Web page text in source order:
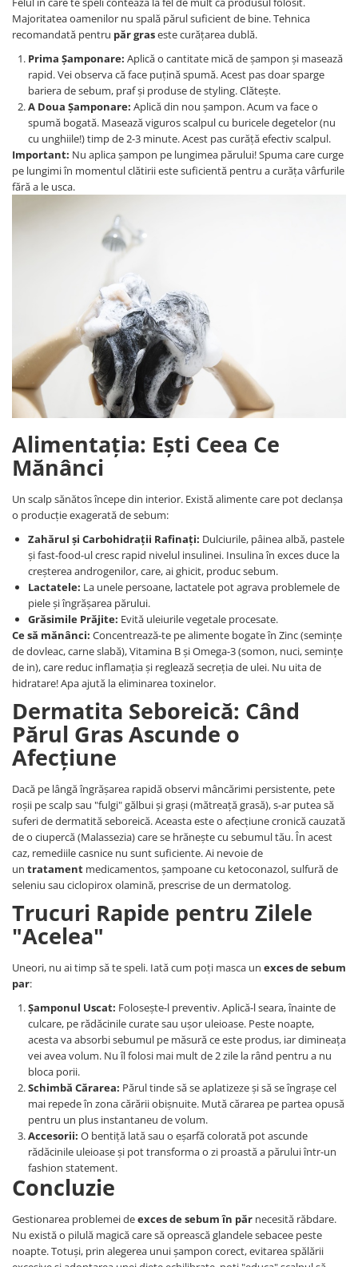
Majoritatea oamenilor nu spală părul suficient de bine. Tehnica
recomandată pentru păr graseste curățarea dublă.
Prima Șamponare: Aplică o cantitate mică de șampon și masează
rapid. Vei observa că face puțină spumă. Acest pas doar sparge
bariera de sebum, praf și produse de styling. Clătește.
A Doua Șamponare: Aplică din nou șampon. Acum va face o
spumă bogată. Masează viguros scalpul cu buricele degetelor (nu
cu unghiile!) timp de 2-3 minute. Acest pas curăță efectiv scalpul.
Important: Nu aplica șampon pe lungimea părului! Spuma care curge
pe lungimi în momentul clătirii este suficientă pentru a curăța vârfurile
fără a le usca.
Alimentația: Ești Ceea Ce
Mănânci
Un scalp sănătos începe din interior. Există alimente care pot declanșa
o producție exagerată de sebum:
Zahărul și Carbohidrații Rafinați: Dulciurile, pâinea albă, pastele
și fast-food-ul cresc rapid nivelul insulinei. Insulina în exces duce la
creșterea androgenilor, care, ai ghicit, produc sebum.
Lactatele: La unele persoane, lactatele pot agrava problemele de
piele și îngrășarea părului.
Grăsimile Prăjite: Evită uleiurile vegetale procesate.
Ce să mănânci: Concentrează-te pe alimente bogate în Zinc (semințe
de dovleac, carne slabă), Vitamina B și Omega-3 (somon, nuci, semințe
de in), care reduc inflamația și reglează secreția de ulei. Nu uita de
hidratare! Apa ajută la eliminarea toxinelor.
Dermatita Seboreică: Când
Părul Gras Ascunde o
Afecțiune
Dacă pe lângă îngrășarea rapidă observi mâncărimi persistente, pete
roșii pe scalp sau "fulgi" gălbui și grași (mătreață grasă), s-ar putea să
suferi de dermatită seboreică. Aceasta este o afecțiune cronică cauzată
de o ciupercă (Malassezia) care se hrănește cu sebumul tău. În acest
caz, remediile casnice nu sunt suficiente. Ai nevoie de
un tratament medicamentos, șampoane cu ketoconazol, sulfură de
seleniu sau ciclopirox olamină, prescrise de un dermatolog.
Trucuri Rapide pentru Zilele
"Acelea"
Uneori, nu ai timp să te speli. Iată cum poți masca un exces de sebum
par:
Șamponul Uscat: Folosește-l preventiv. Aplică-l seara, înainte de
culcare, pe rădăcinile curate sau ușor uleioase. Peste noapte,
acesta va absorbi sebumul pe măsură ce este produs, iar dimineața
vei avea volum. Nu îl folosi mai mult de 2 zile la rând pentru a nu
bloca porii.
Schimbă Cărarea: Părul tinde să se aplatizeze și să se îngrașe cel
mai repede în zona cărării obișnuite. Mută cărarea pe partea opusă
pentru un plus instantaneu de volum.
Accesorii: O bentiță lată sau o eșarfă colorată pot ascunde
rădăcinile uleioase și pot transforma o zi proastă a părului într-un
fashion statement.
Concluzie
Gestionarea problemei deexces de sebum în păr necesită răbdare.
Nu există o pilulă magică care să oprească glandele sebacee peste
noapte. Totuși, prin alegerea unui șampon corect, evitarea spălării